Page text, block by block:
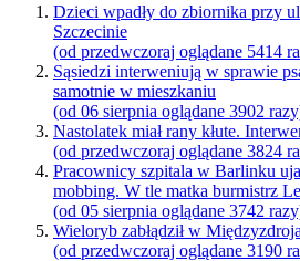
Dzieci wpadły do zbiornika przy
Szczecinie
(od przedwczoraj oglądane 5414
Sąsiedzi interweniują w sprawie
samotnie w mieszkaniu
(od 06 sierpnia oglądane 3902
Nastolatek miał rany kłute.
(od przedwczoraj oglądane 3824
Pracownicy szpitala w Barlinku
mobbing. W tle matka burmistrz
(od 05 sierpnia oglądane 3742
Wieloryb zabłądził w
(od przedwczoraj oglądane 3190